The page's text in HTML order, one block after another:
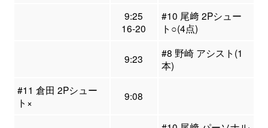
9:25
16-20
#10 尾﨑 2Pシュー
ト○(4点)
9:23
#8 野崎 アシスト(1
本)
#11 倉田 2Pシュー
ト×
9:08